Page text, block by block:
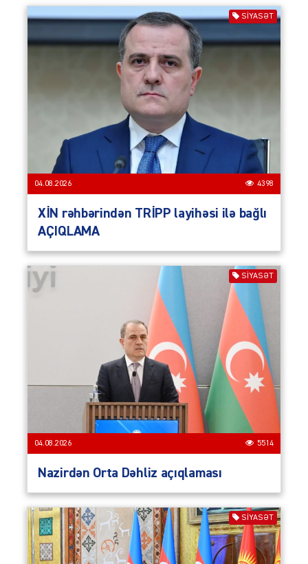
SIYASƏT
04.08.2026 4398
XİN rəhbərindən TRİPP layihəsi ilə bağlı
AÇIQLAMA
SIYASƏT
04.08.2026 5514
Nazirdən Orta Dəhliz açıqlaması
SIYASƏT